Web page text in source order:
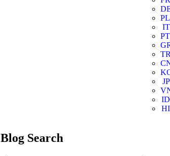
PL
IT
PT
JP
ID
HI
Blog Search